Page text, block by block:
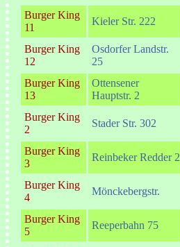
Burger King
11
Kieler Str. 222
Burger King
12
Osdorfer Landstr.
25
Burger King
13
Ottensener
Hauptstr. 2
Burger King
2
Stader Str. 302
Burger King
3
Reinbeker Redder 2
Burger King
4
Mönckebergstr.
Burger King
5
Reeperbahn 75